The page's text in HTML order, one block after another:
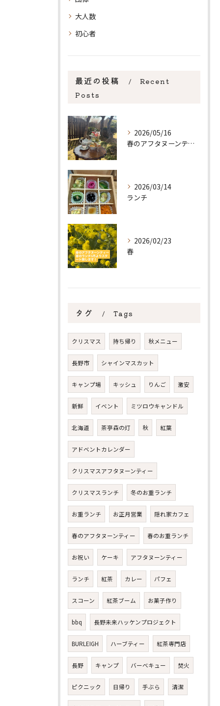
大人数
初心者
最近の投稿
Recent
Posts
2026/05/16
春のアフタヌーンティー
2026/03/14
ランチ
2026/02/23
春
タグ Tags
クリスマス 持ち帰り 秋メニュー
長野市 シャインマスカット
キャンプ場 キッシュ りんご 激安
新鮮 イベント ミツロウキャンドル
北海道 茶亭森の灯 秋 紅葉
アドベントカレンダー
クリスマスアフタヌーンティー
クリスマスランチ 冬のお重ランチ
お重ランチ お正月営業 隠れ家カフェ
春のアフタヌーンティー 春のお重ランチ
お祝い ケーキ アフタヌーンティー
ランチ 紅茶 カレー パフェ
スコーン 紅茶ブーム お菓子作り
bbq 長野未来ハッケンプロジェクト
BURLEIGH ハーブティー 紅茶専門店
長野 キャンプ バーベキュー 焚火
ピクニック 日帰り 手ぶら 清潔
お気軽にお問い合わせください
お気軽にお問い合わせください